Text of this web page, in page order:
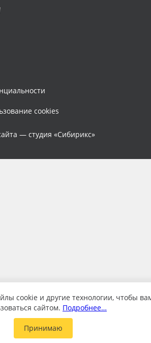
cookies
— студия «Сибирикс»
cookie и другие технологии, чтобы
сайтом. Подробнее…
Принимаю